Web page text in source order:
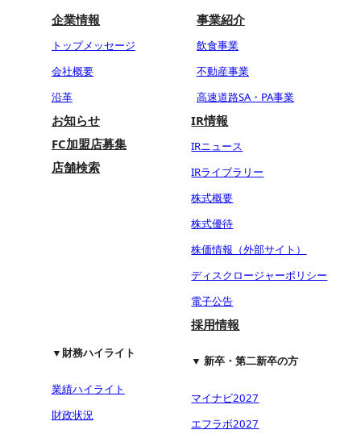
企業情報
トップメッセージ
会社概要
沿革
事業紹介
飲食事業
不動産事業
高速道路SA・PA事業
お知らせ
FC加盟店募集
店舗検索
IR情報
IRニュース
IRライブラリー
株式概要
株式優待
株価情報（外部サイト）
ディスクロージャーポリシー
電子公告
▼財務ハイライト
業績ハイライト
財政状況
採用情報
▼ 新卒・第二新卒の方
マイナビ2027
エフラボ2027